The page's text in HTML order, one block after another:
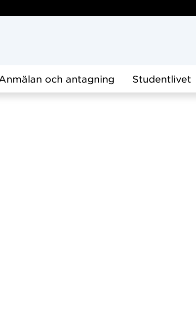
och antagning Studentlivet